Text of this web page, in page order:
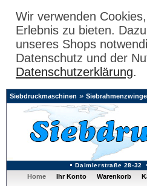
Wir verwenden
Erlebnis zu bieten.
unseres Shops
Datenschutz und der
Datenschutzerklärung.
Daimlerstraße 28-32
Siebdruckmaschinen »
Home Ihr Konto Warenkorb